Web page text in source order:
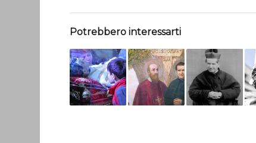
Potrebbero interessarti